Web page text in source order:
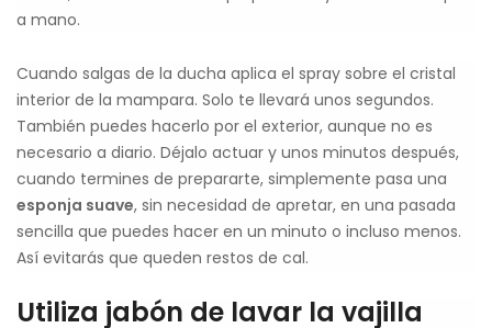
a mano.
Cuando salgas de la ducha aplica el spray sobre el cristal
interior de la mampara. Solo te llevará unos segundos.
También puedes hacerlo por el exterior, aunque no es
necesario a diario. Déjalo actuar y unos minutos después,
cuando termines de prepararte, simplemente pasa una
esponja suave, sin necesidad de apretar, en una pasada
sencilla que puedes hacer en un minuto o incluso menos.
Así evitarás que queden restos de cal.
Utiliza jabón de lavar la vajilla